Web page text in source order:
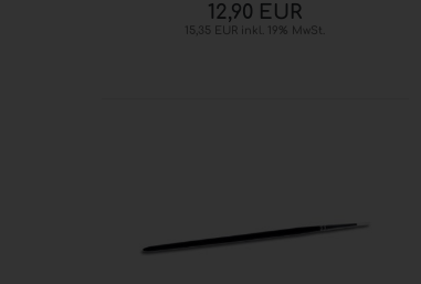
12,90 EUR
15,35 EUR inkl. 19% MwSt.